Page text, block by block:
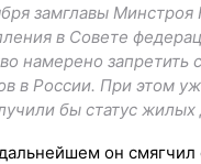
замглавы
в Совете
намерено запретить
в России. При этом
бы статус жилых
он смягчил